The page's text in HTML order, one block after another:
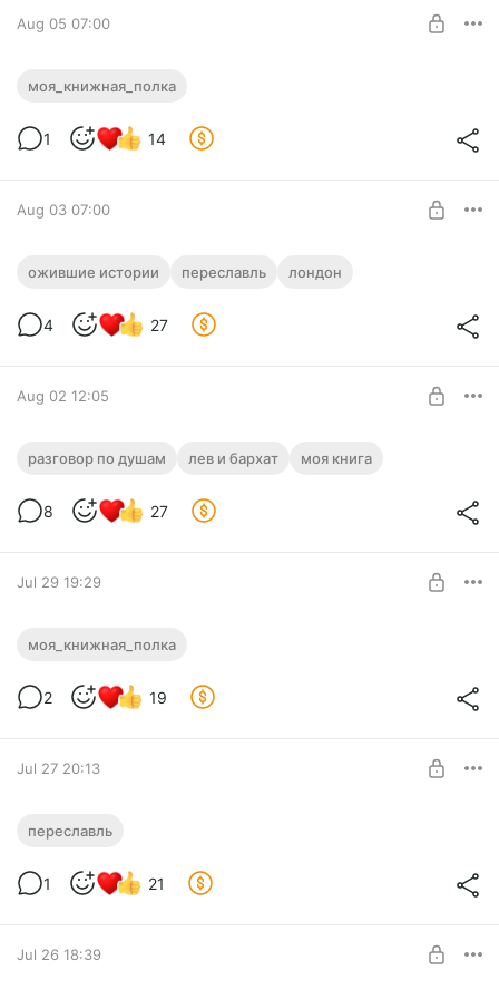
Aug 05 07:00
Моя книжная полка
Level required:
"Маленький сундук"
моя_книжная_полка
1 14
Aug 03 07:00
Сюрту де табль
Level required:
"Маленький сундук"
ожившие истории переславль лондон
4 27
Aug 02 12:05
Про планы на будущее
Level required:
"Маленький сундук"
разговор по душам лев и бархат моя книга
8 27
Jul 29 19:29
Моя книжная полка
Level required:
"Маленький сундук"
моя_книжная_полка
2 19
Jul 27 20:13
С праздником!
Level required:
"Маленький сундук"
переславль
1 21
Jul 26 18:39